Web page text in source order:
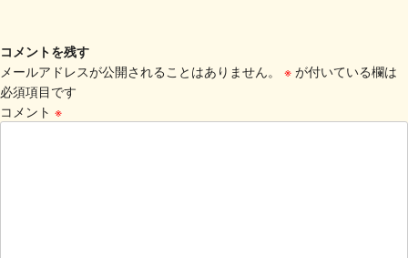
コメントを残す
メールアドレスが公開されることはありません。
※ が付いている欄は
必須項目です
コメント ※